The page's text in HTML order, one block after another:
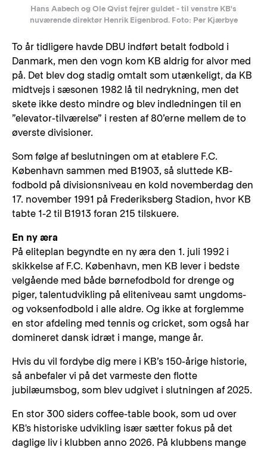
Hans Aabech og Ole Qvist fejrer guldet - til venstre KB's
nuværende direktør Henrik Eigenbrod. Foto: Per Kjærbye
To år tidligere havde DBU indført betalt fodbold i
Danmark, men den vogn kom KB aldrig for alvor med
på. Det blev dog stadig omtalt som utænkeligt, da KB
midtvejs i sæsonen 1982 lå til nedrykning, men det
skete ikke desto mindre og blev indledningen til en
”elevator-tilværelse” i resten af 80’erne mellem de to
øverste divisioner.
Som følge af beslutningen om at etablere F.C.
København sammen med B1903, så sluttede KB-
fodbold på divisionsniveau en kold novemberdag den
17. november 1991 på Frederiksberg Stadion, hvor KB
tabte 1-2 til B1913 foran 215 tilskuere.
En ny æra
På eliteplan begyndte en ny æra den 1. juli 1992 i
skikkelse af F.C. København, men KB lever i bedste
velgående med både børnefodbold for drenge og
piger, talentudvikling på eliteniveau samt ungdoms-
og voksenfodbold i alle aldre. Og ikke at forglemme
en stor afdeling med tennis og cricket, som også har
domineret dansk idræt i mange, mange år.
Hvis du vil fordybe dig mere i KB’s 150-årige historie,
så anbefaler vi på det varmeste den flotte
jubilæumsbog, som blev udgivet i slutningen af 2025.
En stor 300 siders coffee-table book, som ud over
KB's historiske udvikling især sætter fokus på det
daglige liv i klubben anno 2026. På klubbens mange